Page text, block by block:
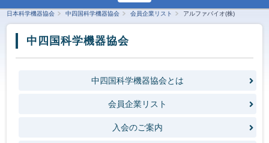
日本科学機器協会 中四国科学機器協会 会員企業リスト アルファバイオ(株)
中四国科学機器協会
中四国科学機器協会とは
会員企業リスト
入会のご案内